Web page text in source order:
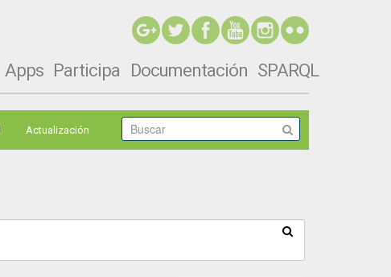
Apps Participa Documentación SPARQL
Actualización